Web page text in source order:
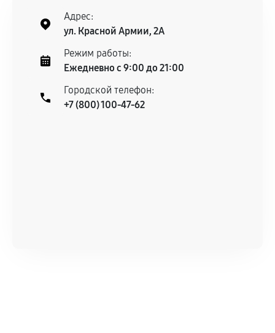
При этом гарантия на сами комплектующие
остается на стороне производителя или
продавца. За качество сторонних деталей
сервисный центр ответственности не несет.
Адрес:
ул. Красной Армии, 2А
Режим работы:
Ежедневно с 9:00 до 21:00
Городской телефон:
+7 (800) 100-47-62